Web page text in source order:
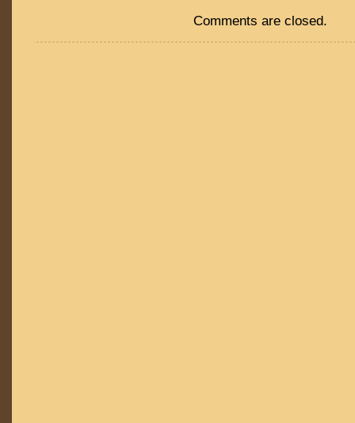
Comments are closed.